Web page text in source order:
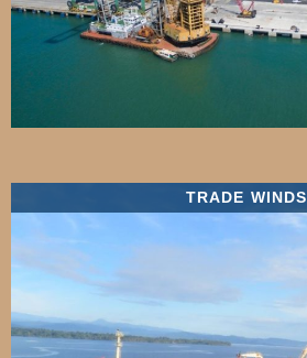
TRADE WINDS